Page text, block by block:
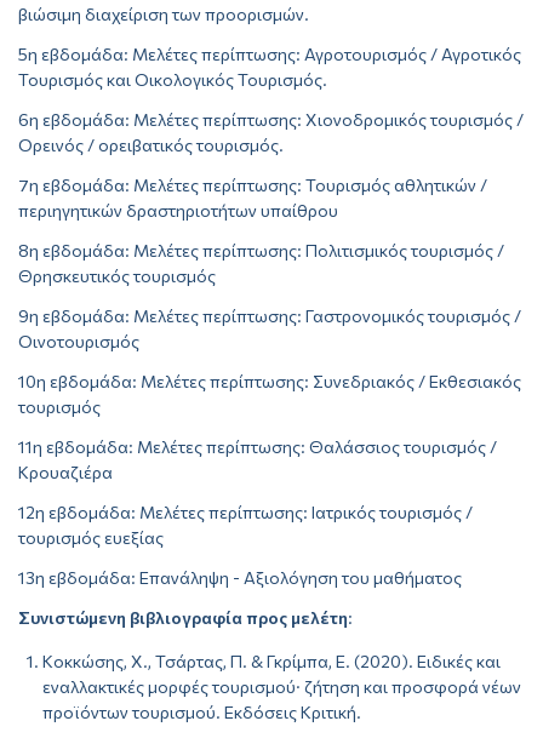
βιώσιμη διαχείριση των προορισμών.
5η εβδομάδα: Μελέτες περίπτωσης: Αγροτουρισμός / Αγροτικός
Τουρισμός και Οικολογικός Τουρισμός.
6η εβδομάδα: Μελέτες περίπτωσης: Χιονοδρομικός τουρισμός /
Ορεινός / ορειβατικός τουρισμός.
7η εβδομάδα: Μελέτες περίπτωσης: Τουρισμός αθλητικών /
περιηγητικών δραστηριοτήτων υπαίθρου
8η εβδομάδα: Μελέτες περίπτωσης: Πολιτισμικός τουρισμός /
Θρησκευτικός τουρισμός
9η εβδομάδα: Μελέτες περίπτωσης: Γαστρονομικός τουρισμός /
Οινοτουρισμός
10η εβδομάδα: Μελέτες περίπτωσης: Συνεδριακός / Εκθεσιακός
τουρισμός
11η εβδομάδα: Μελέτες περίπτωσης: Θαλάσσιος τουρισμός /
Κρουαζιέρα
12η εβδομάδα: Μελέτες περίπτωσης: Ιατρικός τουρισμός /
τουρισμός ευεξίας
13η εβδομάδα: Επανάληψη - Αξιολόγηση του μαθήματος
Συνιστώμενη βιβλιογραφία προς μελέτη:
Κοκκώσης, Χ., Τσάρτας, Π. & Γκρίμπα, Ε. (2020). Ειδικές και
εναλλακτικές μορφές τουρισμού· ζήτηση και προσφορά νέων
προϊόντων τουρισμού. Εκδόσεις Κριτική.